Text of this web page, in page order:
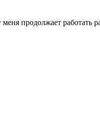
продолжает работать